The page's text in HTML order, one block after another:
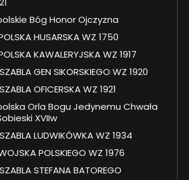
Bóg Honor Ojczyzna
HUSARSKA WZ 1750
KAWALERYJSKA WZ 1917
GEN SIKORSKIEGO WZ 1920
OFICERSKA WZ 1921
Orla Bogu Jedynemu Chwała
XVIIw
LUDWIKÓWKA WZ 1934
POLSKIEGO WZ 1976
STEFANA BATOREGO